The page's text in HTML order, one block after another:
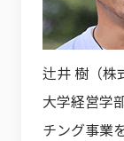
辻井 樹（株
大学経営学
チング事業